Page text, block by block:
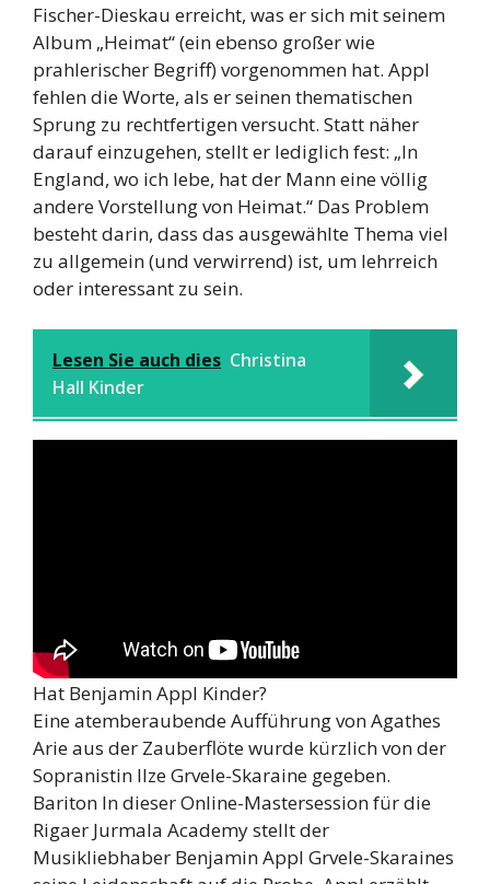
Fischer-Dieskau erreicht, was er sich mit seinem
Album „Heimat“ (ein ebenso großer wie
prahlerischer Begriff) vorgenommen hat. Appl
fehlen die Worte, als er seinen thematischen
Sprung zu rechtfertigen versucht. Statt näher
darauf einzugehen, stellt er lediglich fest: „In
England, wo ich lebe, hat der Mann eine völlig
andere Vorstellung von Heimat.“ Das Problem
besteht darin, dass das ausgewählte Thema viel
zu allgemein (und verwirrend) ist, um lehrreich
oder interessant zu sein.
Lesen Sie auch dies Christina
Hall Kinder
Hat Benjamin Appl Kinder?
Eine atemberaubende Aufführung von Agathes
Arie aus der Zauberflöte wurde kürzlich von der
Sopranistin Ilze Grvele-Skaraine gegeben.
Bariton In dieser Online-Mastersession für die
Rigaer Jurmala Academy stellt der
Musikliebhaber Benjamin Appl Grvele-Skaraines